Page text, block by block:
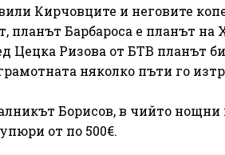
Кирчовците и неговите
Барбароса е планът на
Цецка Ризова от БТВ планът
няколко пъти го
Борисов, в чийто
от по 500€.